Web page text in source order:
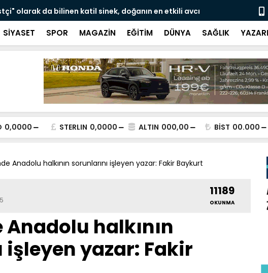
olarak da bilinen katil sinek, doğanın en etkili avcı
arasında yer alıyor
Avro
SİYASET SPOR MAGAZİN EĞİTİM DÜNYA SAĞLIK
0,0000 STERLIN 0,0000 ALTIN 000,00 BİST 00.000
Anadolu halkının sorunlarını işleyen yazar: Fakir Baykurt
11189
OKUNMA
halkının
işleyen yazar: Fakir